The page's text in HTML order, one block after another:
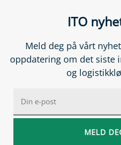
ITO
Meld deg på vårt
oppdatering om det siste
og